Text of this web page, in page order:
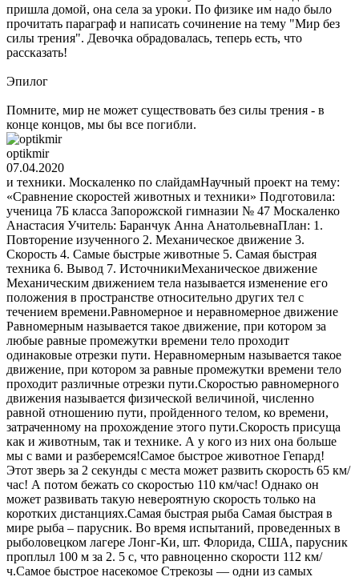
пришла домой, она села за уроки. По физике им надо было
прочитать параграф и написать сочинение на тему "Мир без
силы трения". Девочка обрадовалась, теперь есть, что
рассказать!
Эпилог
Помните, мир не может существовать без силы трения - в
конце концов, мы бы все погибли.
optikmir
07.04.2020
и техники. Москаленко по слайдамНаучный проект на тему:
«Сравнение скоростей животных и техники» Подготовила:
ученица 7Б класса Запорожской гимназии № 47 Москаленко
Анастасия Учитель: Баранчук Анна АнатольевнаПлан: 1.
Повторение изученного 2. Механическое движение 3.
Скорость 4. Самые быстрые животные 5. Самая быстрая
техника 6. Вывод 7. ИсточникиМеханическое движение
Механическим движением тела называется изменение его
положения в пространстве относительно других тел с
течением времени.Равномерное и неравномерное движение
Равномерным называется такое движение, при котором за
любые равные промежутки времени тело проходит
одинаковые отрезки пути. Неравномерным называется такое
движение, при котором за равные промежутки времени тело
проходит различные отрезки пути.Скоростью равномерного
движения называется физической величиной, численно
равной отношению пути, пройденного телом, ко времени,
затраченному на прохождение этого пути.Скорость присуща
как и животным, так и технике. А у кого из них она больше
мы с вами и разберемся!Самое быстрое животное Гепард!
Этот зверь за 2 секунды с места может развить скорость 65 км/
час! А потом бежать со скоростью 110 км/час! Однако он
может развивать такую невероятную скорость только на
коротких дистанциях.Самая быстрая рыба Самая быстрая в
мире рыба – парусник. Во время испытаний, проведенных в
рыболовецком лагере Лонг-Ки, шт. Флорида, США, парусник
проплыл 100 м за 2. 5 с, что равноценно скорости 112 км/
ч.Самое быстрое насекомое Стрекозы — одни из самых